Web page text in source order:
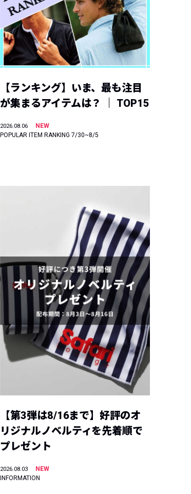
【ランキング】いま、最も注目
が集まるアイテムは？ ｜ TOP15
2026.08.06
NEW
POPULAR ITEM RANKING 7/30~8/5
【第3弾は8/16まで】好評のオ
リジナルノベルティを先着順で
プレゼント
2026.08.03
NEW
INFORMATION